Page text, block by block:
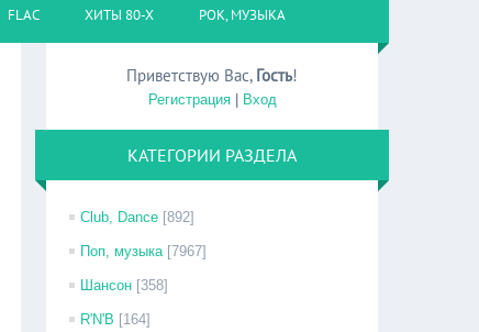
FLAC ХИТЫ 80-Х РОК, МУЗЫКА
Приветствую Вас, Гость!
Регистрация| Вход
КАТЕГОРИИ РАЗДЕЛА
Club, Dance [892]
Поп, музыка [7967]
Шансон [358]
R'N'B [164]